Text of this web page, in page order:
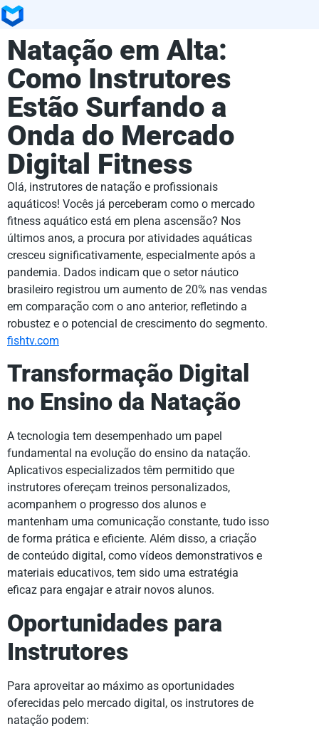
Natação em Alta:
Como Instrutores
Estão Surfando a
Onda do Mercado
Digital Fitness
Olá, instrutores de natação e profissionais
aquáticos! Vocês já perceberam como o mercado
fitness aquático está em plena ascensão? Nos
últimos anos, a procura por atividades aquáticas
cresceu significativamente, especialmente após a
pandemia. Dados indicam que o setor náutico
brasileiro registrou um aumento de 20% nas vendas
em comparação com o ano anterior, refletindo a
robustez e o potencial de crescimento do segmento.
fishtv.com
Transformação Digital
no Ensino da Natação
A tecnologia tem desempenhado um papel
fundamental na evolução do ensino da natação.
Aplicativos especializados têm permitido que
instrutores ofereçam treinos personalizados,
acompanhem o progresso dos alunos e
mantenham uma comunicação constante, tudo isso
de forma prática e eficiente. Além disso, a criação
de conteúdo digital, como vídeos demonstrativos e
materiais educativos, tem sido uma estratégia
eficaz para engajar e atrair novos alunos.
Oportunidades para
Instrutores
Para aproveitar ao máximo as oportunidades
oferecidas pelo mercado digital, os instrutores de
natação podem: